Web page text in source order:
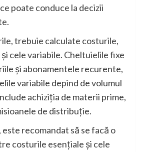
poate conduce la decizii
trebuie calculate costurile,
cele variabile. Cheltuielile fixe
și abonamentele recurente,
variabile depind de volumul
achiziția de materii prime,
de distribuție.
recomandat să se facă o
costurile esențiale și cele